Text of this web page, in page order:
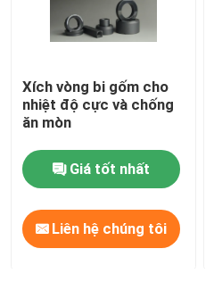
Xích vòng bi gốm cho
nhiệt độ cực và chống
ăn mòn
Giá tốt nhất
Liên hệ chúng tôi